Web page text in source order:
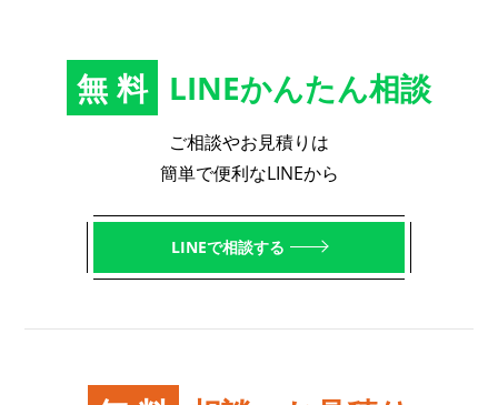
無料 LINEかんたん相談
ご相談やお見積りは
簡単で便利なLINEから
LINEで相談する